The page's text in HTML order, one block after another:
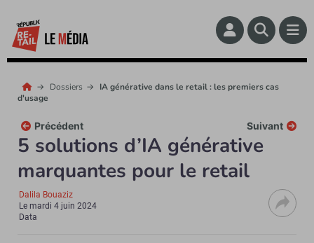
Dossiers
IA générative dans le retail : les premiers cas
d'usage
Précédent Suivant
5 solutions d’IA générative
marquantes pour le retail
Dalila Bouaziz
Lemardi 4 juin 2024
Data